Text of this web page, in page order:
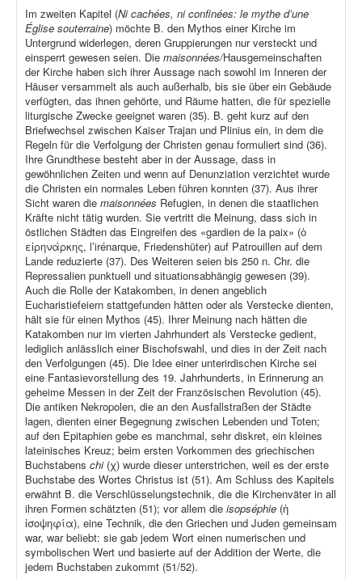
Im zweiten Kapitel (Ni cachées, ni confinées: le mythe d’une
Église souterraine) möchte B. den Mythos einer Kirche im
Untergrund widerlegen, deren Gruppierungen nur versteckt und
einsperrt gewesen seien. Die maisonnées/Hausgemeinschaften
der Kirche haben sich ihrer Aussage nach sowohl im Inneren der
Häuser versammelt als auch außerhalb, bis sie über ein Gebäude
verfügten, das ihnen gehörte, und Räume hatten, die für spezielle
liturgische Zwecke geeignet waren (35). B. geht kurz auf den
Briefwechsel zwischen Kaiser Trajan und Plinius ein, in dem die
Regeln für die Verfolgung der Christen genau formuliert sind (36).
Ihre Grundthese besteht aber in der Aussage, dass in
gewöhnlichen Zeiten und wenn auf Denunziation verzichtet wurde
die Christen ein normales Leben führen konnten (37). Aus ihrer
Sicht waren die maisonnées Refugien, in denen die staatlichen
Kräfte nicht tätig wurden. Sie vertritt die Meinung, dass sich in
östlichen Städten das Eingreifen des «gardien de la paix» (ὁ
εἰρηνάρκης, l’irénarque, Friedenshüter) auf Patrouillen auf dem
Lande reduzierte (37). Des Weiteren seien bis 250 n. Chr. die
Repressalien punktuell und situationsabhängig gewesen (39).
Auch die Rolle der Katakomben, in denen angeblich
Eucharistiefeiern stattgefunden hätten oder als Verstecke dienten,
hält sie für einen Mythos (45). Ihrer Meinung nach hätten die
Katakomben nur im vierten Jahrhundert als Verstecke gedient,
lediglich anlässlich einer Bischofswahl, und dies in der Zeit nach
den Verfolgungen (45). Die Idee einer unterirdischen Kirche sei
eine Fantasievorstellung des 19. Jahrhunderts, in Erinnerung an
geheime Messen in der Zeit der Französischen Revolution (45).
Die antiken Nekropolen, die an den Ausfallstraßen der Städte
lagen, dienten einer Begegnung zwischen Lebenden und Toten;
auf den Epitaphien gebe es manchmal, sehr diskret, ein kleines
lateinisches Kreuz; beim ersten Vorkommen des griechischen
Buchstabens chi (χ) wurde dieser unterstrichen, weil es der erste
Buchstabe des Wortes Christus ist (51). Am Schluss des Kapitels
erwähnt B. die Verschlüsselungstechnik, die die Kirchenväter in all
ihren Formen schätzten (51); vor allem die isopséphie (ἡ
ἰσοψηφία), eine Technik, die den Griechen und Juden gemeinsam
war, war beliebt: sie gab jedem Wort einen numerischen und
symbolischen Wert und basierte auf der Addition der Werte, die
jedem Buchstaben zukommt (51/52).